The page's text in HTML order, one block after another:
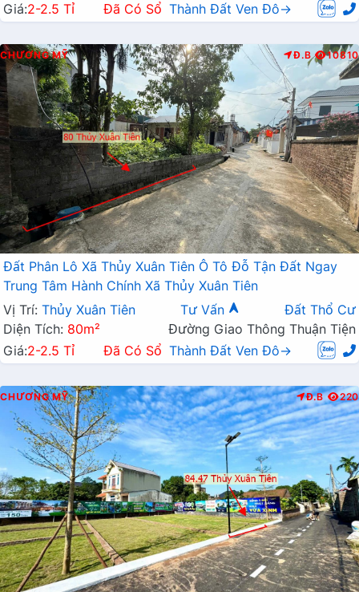
Giá:2-2.5 Tỉ Đã Có Sổ Thành Đất Ven Đô→
CHƯƠNG MỸ Đ.B 10810
Đất Phân Lô Xã Thủy Xuân Tiên Ô Tô Đỗ Tận Đất Ngay
Trung Tâm Hành Chính Xã Thủy Xuân Tiên
Vị Trí: Thủy Xuân Tiên Tư Vấn
Đất Thổ Cư
Diện Tích: 80m²
Đường Giao Thông Thuận Tiện
Giá:2-2.5 Tỉ Đã Có Sổ Thành Đất Ven Đô→
CHƯƠNG MỸ Đ.B 220